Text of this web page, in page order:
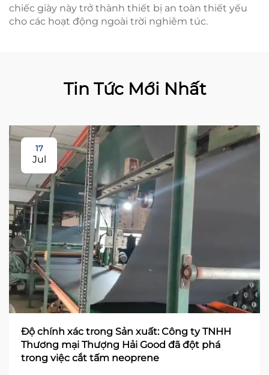
chiếc giày này trở thành thiết bị an toàn thiết yếu
cho các hoạt động ngoài trời nghiêm túc.
Tin Tức Mới Nhất
17
Jul
Độ chính xác trong Sản xuất: Công ty TNHH
Thương mại Thượng Hải Good đã đột phá
trong việc cắt tấm neoprene